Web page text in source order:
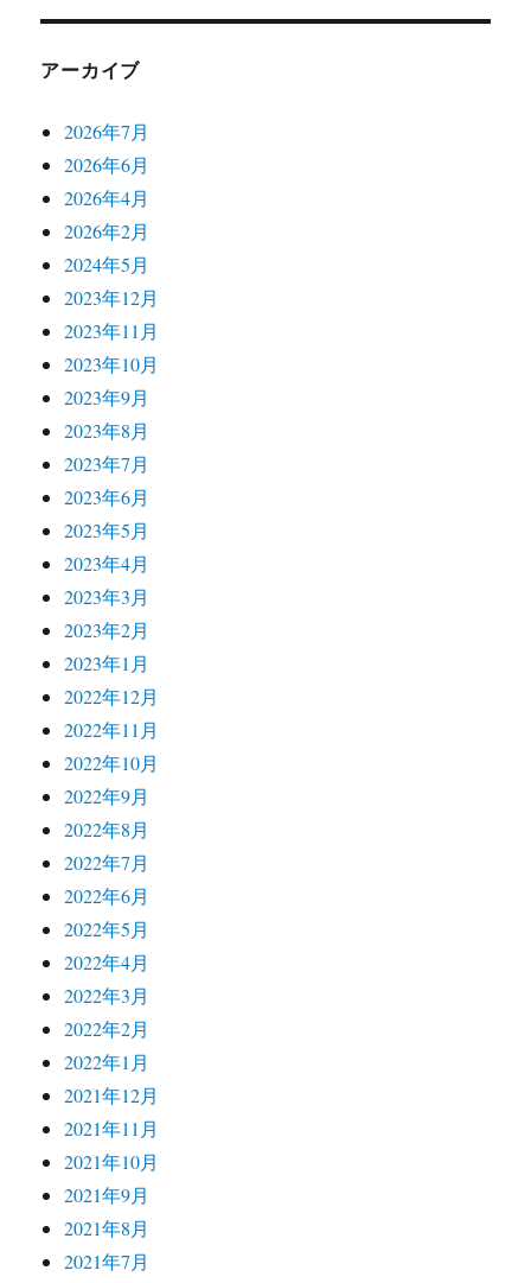
アーカイブ
2026年7月
2026年6月
2026年4月
2026年2月
2024年5月
2023年12月
2023年11月
2023年10月
2023年9月
2023年8月
2023年7月
2023年6月
2023年5月
2023年4月
2023年3月
2023年2月
2023年1月
2022年12月
2022年11月
2022年10月
2022年9月
2022年8月
2022年7月
2022年6月
2022年5月
2022年4月
2022年3月
2022年2月
2022年1月
2021年12月
2021年11月
2021年10月
2021年9月
2021年8月
2021年7月